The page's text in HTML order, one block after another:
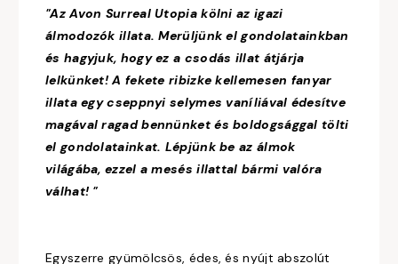
"Az Avon Surreal Utopia kölni az igazi
álmodozók illata. Merüljünk el gondolatainkban
és hagyjuk, hogy ez a csodás illat átjárja
lelkünket! A fekete ribizke kellemesen fanyar
illata egy cseppnyi selymes vaníliával édesítve
magával ragad bennünket és boldogsággal tölti
el gondolatainkat. Lépjünk be az álmok
világába, ezzel a mesés illattal bármi valóra
válhat! "
Egyszerre gyümölcsös, édes, és nyújt abszolút